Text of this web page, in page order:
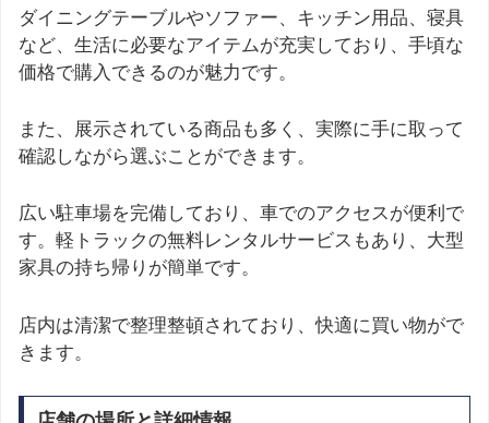
ダイニングテーブルやソファー、キッチン用品、寝具
など、生活に必要なアイテムが充実しており、手頃な
価格で購入できるのが魅力です。
また、展示されている商品も多く、実際に手に取って
確認しながら選ぶことができます。
広い駐車場を完備しており、車でのアクセスが便利で
す。軽トラックの無料レンタルサービスもあり、大型
家具の持ち帰りが簡単です。
店内は清潔で整理整頓されており、快適に買い物がで
きます。